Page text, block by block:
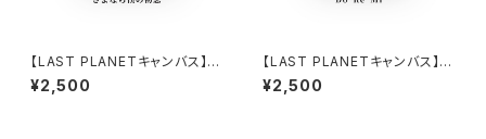
【LAST PLANETキャンバス】さ
よなら僕の初恋
¥2,500
【LAST PLANETキャンバス】D
o Re Mi
¥2,500